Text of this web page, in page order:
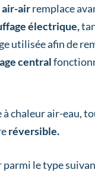
air-airremplace
électrique,
utilisée afin de
central
chaleur air-eau,
réversible.
le type